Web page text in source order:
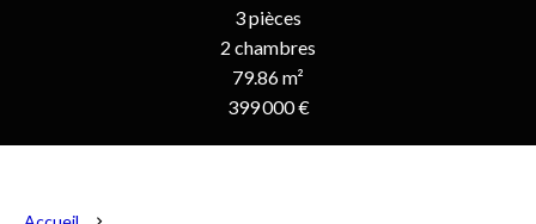
3 pièces
2 chambres
79.86 m²
399 000 €